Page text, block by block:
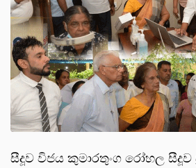
සීදූව විජය කුමාරතුංග රෝහල සීදූව